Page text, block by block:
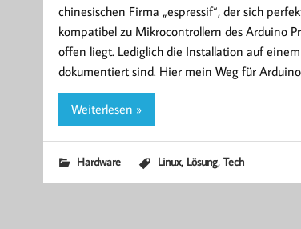
chinesischen Firma „espressif“, der sich
kompatibel zu Mikrocontrollern des Arduino
offen liegt. Lediglich die Installation auf
dokumentiert sind. Hier mein Weg für
Weiterlesen »
Hardware Linux, Lösung, Tech